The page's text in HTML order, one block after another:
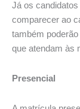
Já os
comparecer ao
também
que atendam às
Presencial